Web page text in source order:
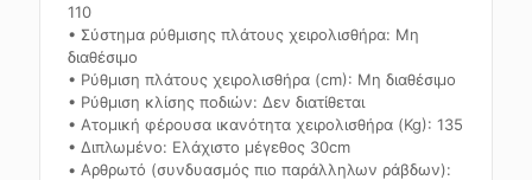
110
• Σύστημα ρύθμισης πλάτους χειρολισθήρα: Μη
διαθέσιμο
• Ρύθμιση πλάτους χειρολισθήρα (cm): Μη διαθέσιμο
• Ρύθμιση κλίσης ποδιών: Δεν διατίθεται
• Ατομική φέρουσα ικανότητα χειρολισθήρα (Kg): 135
• Διπλωμένο: Ελάχιστο μέγεθος 30cm
• Αρθρωτό (συνδυασμός πιο παράλληλων ράβδων):